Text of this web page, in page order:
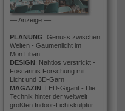
–– Anzeige ––
PLANUNG: Genuss zwischen
Welten - Gaumenlicht im
Mon Liban
DESIGN: Nahtlos verstrickt -
Foscarinis Forschung mit
Licht und 3D-Garn
MAGAZIN: LED-Gigant - Die
Technik hinter der weltweit
größten Indoor-Lichtskulptur